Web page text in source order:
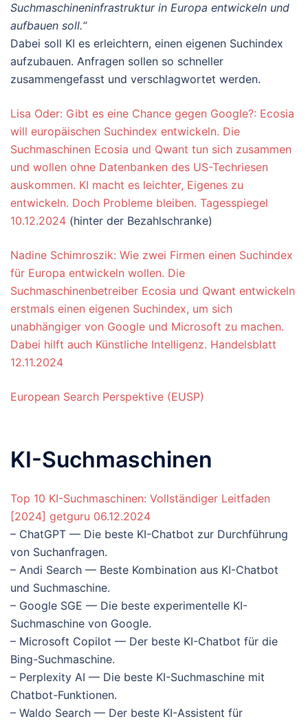
Suchmaschineninfrastruktur in Europa entwickeln und
aufbauen soll.“
Dabei soll KI es erleichtern, einen eigenen Suchindex
aufzubauen. Anfragen sollen so schneller
zusammengefasst und verschlagwortet werden.
Lisa Oder: Gibt es eine Chance gegen Google?: Ecosia
will europäischen Suchindex entwickeln. Die
Suchmaschinen Ecosia und Qwant tun sich zusammen
und wollen ohne Datenbanken des US-Techriesen
auskommen. KI macht es leichter, Eigenes zu
entwickeln. Doch Probleme bleiben. Tagesspiegel
10.12.2024 (hinter der Bezahlschranke)
Nadine Schimroszik: Wie zwei Firmen einen Suchindex
für Europa entwickeln wollen. Die
Suchmaschinenbetreiber Ecosia und Qwant entwickeln
erstmals einen eigenen Suchindex, um sich
unabhängiger von Google und Microsoft zu machen.
Dabei hilft auch Künstliche Intelligenz. Handelsblatt
12.11.2024
European Search Perspektive (EUSP)
KI-Suchmaschinen
Top 10 KI-Suchmaschinen: Vollständiger Leitfaden
[2024] getguru 06.12.2024
– ChatGPT — Die beste KI-Chatbot zur Durchführung
von Suchanfragen.
– Andi Search — Beste Kombination aus KI-Chatbot
und Suchmaschine.
– Google SGE — Die beste experimentelle KI-
Suchmaschine von Google.
– Microsoft Copilot — Der beste KI-Chatbot für die
Bing-Suchmaschine.
– Perplexity AI — Die beste KI-Suchmaschine mit
Chatbot-Funktionen.
– Waldo Search — Der beste KI-Assistent für